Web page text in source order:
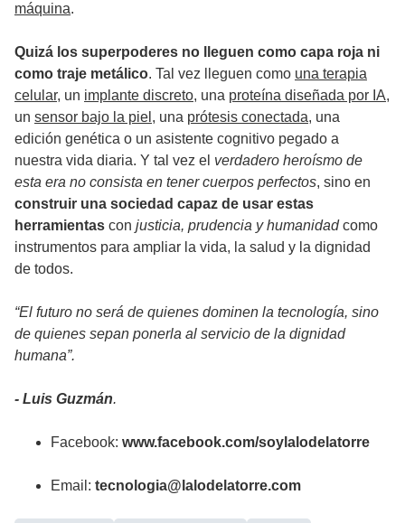
máquina.
Quizá los superpoderes no lleguen como capa roja ni
como traje metálico. Tal vez lleguen como una terapia
celular, un implante discreto, una proteína diseñada por IA,
un sensor bajo la piel , una prótesis conectada, una
edición genética o un asistente cognitivo pegado a
nuestra vida diaria. Y tal vez el verdadero heroísmo de
esta era no consista en tener cuerpos perfectos, sino en
construir una sociedad capaz de usar estas
herramientas con justicia, prudencia y humanidadcomo
instrumentos para ampliar la vida, la salud y la dignidad
de todos.
“El futuro no será de quienes dominen la tecnología, sino
de quienes sepan ponerla al servicio de la dignidad
humana”.
- Luis Guzmán.
Facebook: www.facebook.com/soylalodelatorre
Email: tecnologia@lalodelatorre.com